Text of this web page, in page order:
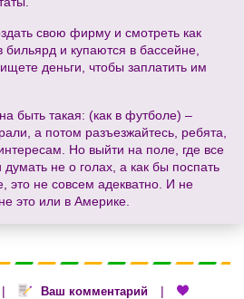
свою фирму и смотреть как
и купаются в бассейне,
деньги, чтобы заплатить им
быть такая: (как в футболе) –
а потом разъезжайтесь, ребята,
Но выйти на поле, где все
не о голах, а как бы поспать
это не совсем адекватно. И не
это или в Америке.
| Ваш комментарий |